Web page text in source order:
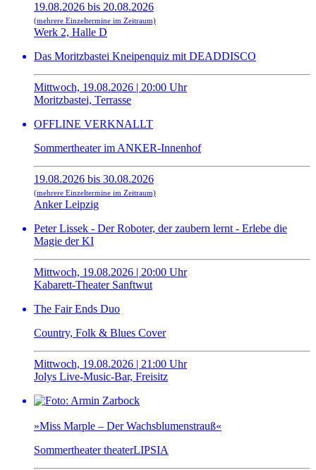
19.08.2026 bis 20.08.2026
(mehrere Einzeltermine im Zeitraum)
Werk 2, Halle D
Das Moritzbastei Kneipenquiz mit DEADDISCO
Mittwoch, 19.08.2026 | 20:00 Uhr
Moritzbastei, Terrasse
OFFLINE VERKNALLT
Sommertheater im ANKER-Innenhof
19.08.2026 bis 30.08.2026
(mehrere Einzeltermine im Zeitraum)
Anker Leipzig
Peter Lissek - Der Roboter, der zaubern lernt - Erlebe die
Magie der KI
Mittwoch, 19.08.2026 | 20:00 Uhr
Kabarett-Theater Sanftwut
The Fair Ends Duo
Country, Folk & Blues Cover
Mittwoch, 19.08.2026 | 21:00 Uhr
Jolys Live-Music-Bar, Freisitz
»Miss Marple – Der Wachsblumenstrauß«
Sommertheater theaterLIPSIA